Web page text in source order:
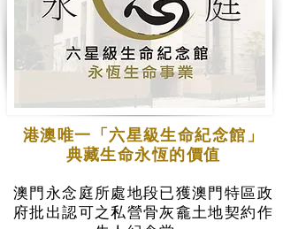
港澳唯一「六星級生命紀念館」
典藏生命永恆的價值
澳門永念庭所處地段已獲澳門特區政
府批出認可之私營骨灰龕土地契約作